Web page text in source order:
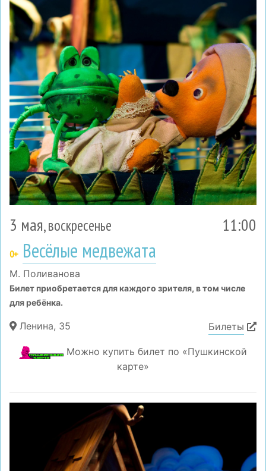
3 мая, воскресенье 11:00
0+ Весёлые медвежата
М. Поливанова
Билет приобретается для каждого зрителя, в том числе
для ребёнка.
Ленина, 35 Билеты
Можно купить билет по «Пушкинской
карте»